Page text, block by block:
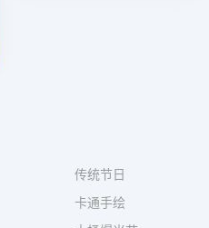
传统节日
卡通手绘